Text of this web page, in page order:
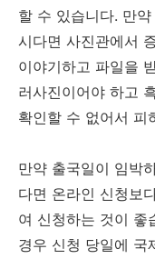
할 수 있습니다. 만
시다면 사진관에서
이야기하고 파일을
러사진이어야 하고
확인할 수 없어서 피
만약 출국일이 임박
다면 온라인 신청보
여 신청하는 것이 좋
경우 신청 당일에 국